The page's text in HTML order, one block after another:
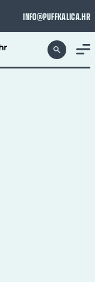
INFO@PUFFKALICA.HR